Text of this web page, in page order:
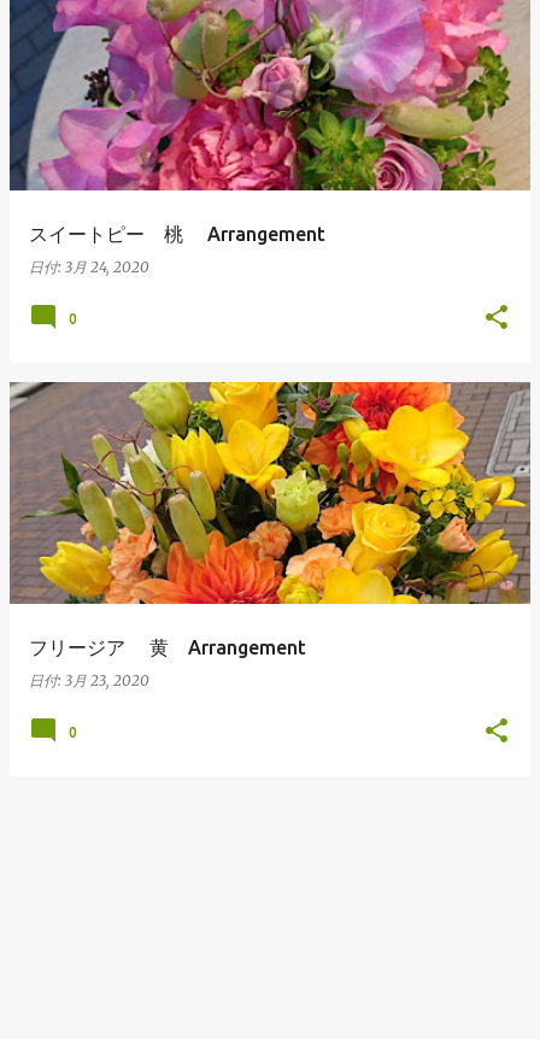
スイートピー 桃 Arrangement
日付: 3月 24, 2020
0
フリージア 黄 Arrangement
日付: 3月 23, 2020
0